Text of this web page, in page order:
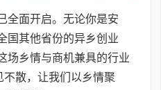
全面开启。无论你是安
国其他省份的异乡创业
场乡情与商机兼具的行业
散，让我们以乡情聚